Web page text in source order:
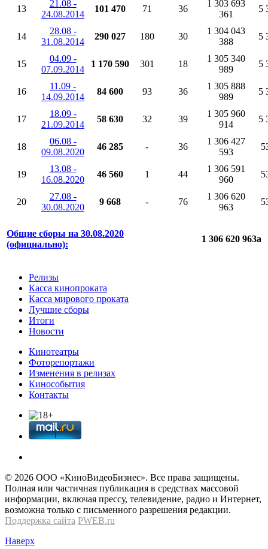
13
21.08 -
24.08.2014
101 470 71 36
1 303 693
361
5
14
28.08 -
31.08.2014
290 027 180 30
1 304 043
388
5
15
04.09 -
07.09.2014
1 170 590 301 18
1 305 340
989
5
16
11.09 -
14.09.2014
84 600 93 36
1 305 888
989
5
17
18.09 -
21.09.2014
58 630 32 39
1 305 960
914
5
18
06.08 -
09.08.2020
46 285 - 36
1 306 427
593
19
13.08 -
16.08.2020
46 560 1 44
1 306 591
960
20
27.08 -
30.08.2020
9 668 - 76
1 306 620
963
Общие сборы на 30.08.2020
(официально):
1 306 620 963a
Релизы
Касса кинопроката
Касса мирового проката
Лучшие сборы
Итоги
Новости
Кинотеатры
Фоторепортажи
Изменения в релизах
Кинособытия
Контакты
© 2026 OOО «КиноВидеоБизнес». Все права защищены.
Полная или частичная публикация в средствах массовой
информации, включая прессу, телевидение, радио и Интернет,
возможна только с письменного разрешения редакции.
Поддержка сайта PWEB.ru
Наверх